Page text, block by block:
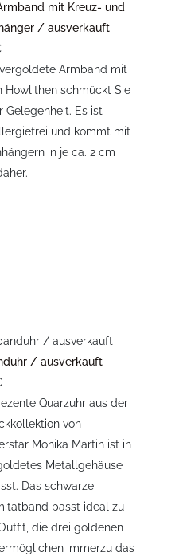
mit Kreuz- und
/ ausverkauft
Armband mit
Howlithen schmückt Sie
Gelegenheit. Es ist
und kommt mit
in je ca. 2 cm
/ ausverkauft
Quarzuhr aus der
von
Monika Martin ist in
Metallgehäuse
Das schwarze
passt ideal zu
die drei goldenen
immerzu das